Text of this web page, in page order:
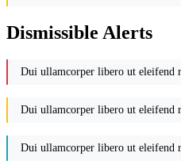
Dismissible Alerts
Dui ullamcorper libero ut eleifend
Dui ullamcorper libero ut eleifend
Dui ullamcorper libero ut eleifend